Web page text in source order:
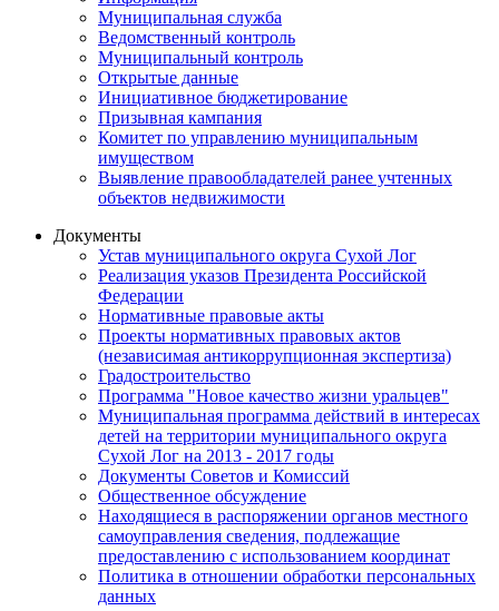
Муниципальная служба
Ведомственный контроль
Муниципальный контроль
Открытые данные
Инициативное бюджетирование
Призывная кампания
Комитет по управлению муниципальным
имуществом
Выявление правообладателей ранее учтенных
объектов недвижимости
Документы
Устав муниципального округа Сухой Лог
Реализация указов Президента Российской
Федерации
Нормативные правовые акты
Проекты нормативных правовых актов
(независимая антикоррупционная экспертиза)
Градостроительство
Программа "Новое качество жизни уральцев"
Муниципальная программа действий в интересах
детей на территории муниципального округа
Сухой Лог на 2013 - 2017 годы
Документы Советов и Комиссий
Общественное обсуждение
Находящиеся в распоряжении органов местного
самоуправления сведения, подлежащие
предоставлению с использованием координат
Политика в отношении обработки персональных
данных